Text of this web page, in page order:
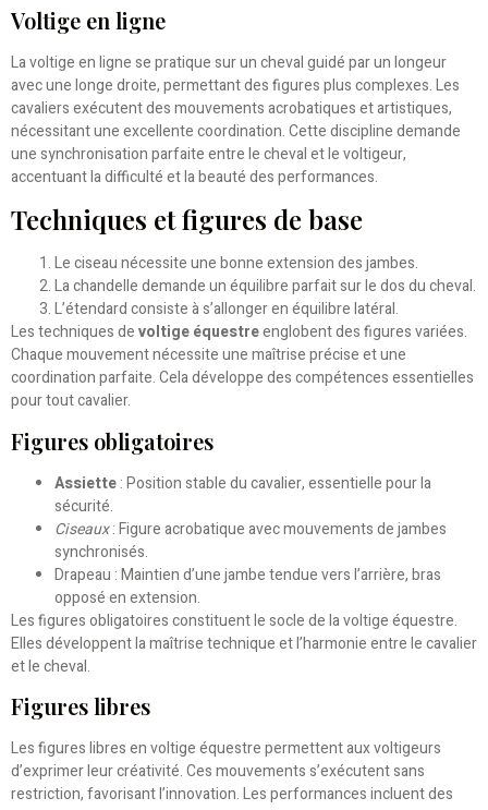
Voltige en ligne
La voltige en ligne se pratique sur un cheval guidé par un longeur
avec une longe droite, permettant des figures plus complexes. Les
cavaliers exécutent des mouvements acrobatiques et artistiques,
nécessitant une excellente coordination. Cette discipline demande
une synchronisation parfaite entre le cheval et le voltigeur,
accentuant la difficulté et la beauté des performances.
Techniques et figures de base
Le ciseau nécessite une bonne extension des jambes.
La chandelle demande un équilibre parfait sur le dos du cheval.
L’étendard consiste à s’allonger en équilibre latéral.
Les techniques devoltige équestreenglobent des figures variées.
Chaque mouvement nécessite une maîtrise précise et une
coordination parfaite. Cela développe des compétences essentielles
pour tout cavalier.
Figures obligatoires
Assiette: Position stable du cavalier, essentielle pour la
sécurité.
Ciseaux: Figure acrobatique avec mouvements de jambes
synchronisés.
Drapeau : Maintien d’une jambe tendue vers l’arrière, bras
opposé en extension.
Les figures obligatoires constituent le socle de la voltige équestre.
Elles développent la maîtrise technique et l’harmonie entre le cavalier
et le cheval.
Figures libres
Les figures libres en voltige équestre permettent aux voltigeurs
d’exprimer leur créativité. Ces mouvements s’exécutent sans
restriction, favorisant l’innovation. Les performances incluent des